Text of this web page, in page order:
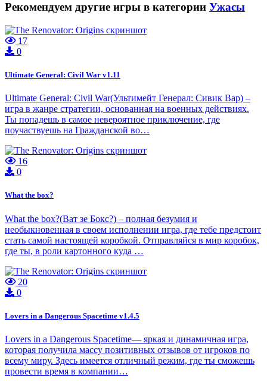
Рекомендуем другие игры в категории Ужасы
17
0
Ultimate General: Civil War v1.11
Ultimate General: Civil War(Ультимейт Генерал: Сивик Вар) –
игра в жанре стратегии, основанная на военных действиях.
Ты попадешь в самое невероятное приключение, где
поучаствуешь на Гражданской во…
16
0
What the box?
What the box?(Ват зе Бокс?) – полная безумия и
необыкновенная в своем исполнении игра, где тебе предстоит
стать самой настоящей коробкой. Отправляйся в мир коробок,
где ты, в роли картонного куда …
20
0
Lovers in a Dangerous Spacetime v1.4.5
Lovers in a Dangerous Spacetime— яркая и динамичная игра,
которая получила массу позитивных отзывов от игроков по
всему миру. Здесь имеется отличный режим, где ты сможешь
провести время в компании…